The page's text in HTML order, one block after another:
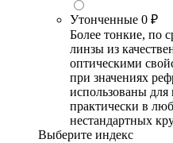
Утонченные 0 ₽
Более тонкие, по
линзы из
оптическими
при значениях
использованы для
практически в
нестандартных
Выберите индекс